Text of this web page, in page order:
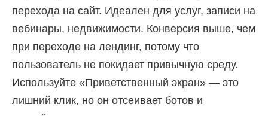
перехода на сайт. Идеален для услуг, записи на
вебинары, недвижимости. Конверсия выше, чем
при переходе на лендинг, потому что
пользователь не покидает привычную среду.
Используйте «Приветственный экран» — это
лишний клик, но он отсеивает ботов и